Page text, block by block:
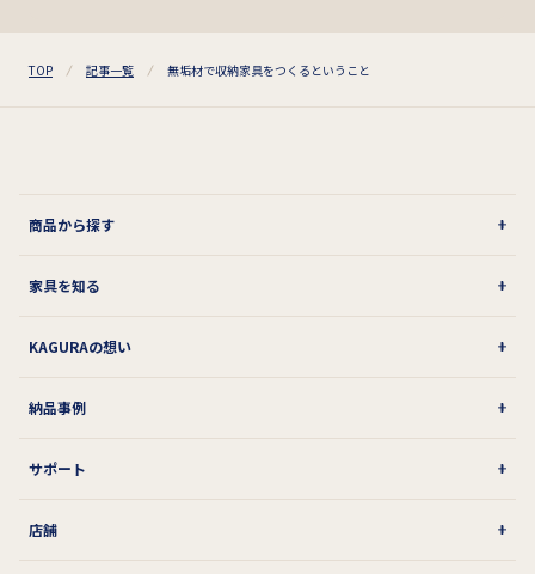
TOP 記事一覧 無垢材で収納家具をつくるということ
商品から探す
家具を知る
KAGURAの想い
納品事例
サポート
店舗